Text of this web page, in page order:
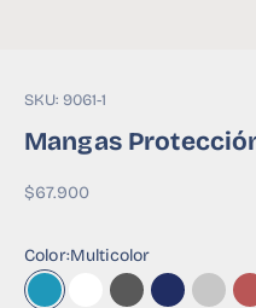
SKU: 9061-1
Mangas
Precio de oferta
$67.900
Color:Multicolor
MulticolorBlanco Background
Gris Oscuro
Azul Gris